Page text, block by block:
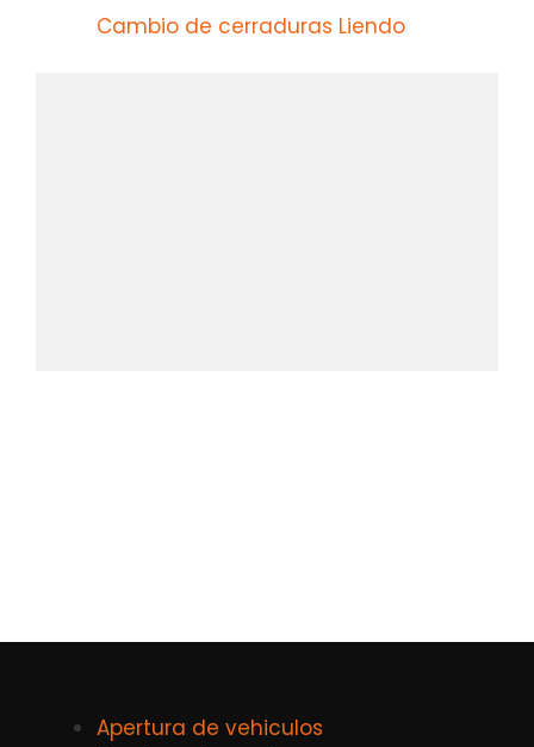
Cambio de cerraduras Liendo
Apertura de vehiculos